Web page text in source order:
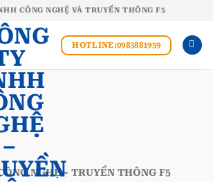
CÔNG NGHỆ VÀ TRUYỀN THÔNG F5
HOTLINE:0983881959
NGHỆ - TRUYỀN THÔNG F5